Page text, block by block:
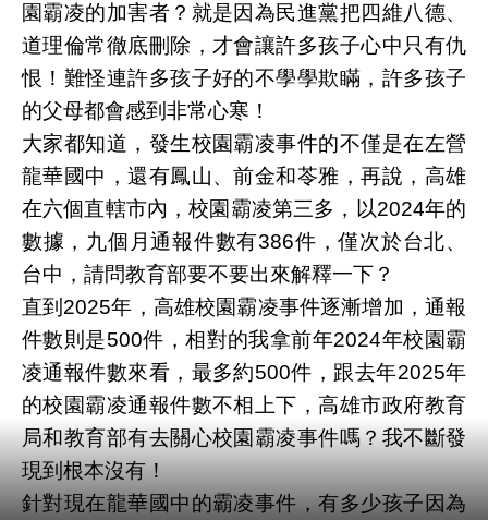
園霸凌的加害者？就是因為民進黨把四維八德、
道理倫常徹底刪除，才會讓許多孩子心中只有仇
恨！難怪連許多孩子好的不學學欺瞞，許多孩子
的父母都會感到非常心寒！
大家都知道，發生校園霸凌事件的不僅是在左營
龍華國中，還有鳳山、前金和苓雅，再說，高雄
在六個直轄市內，校園霸凌第三多，以2024年的
數據，九個月通報件數有386件，僅次於台北、
台中，請問教育部要不要出來解釋一下？
直到2025年，高雄校園霸凌事件逐漸增加，通報
件數則是500件，相對的我拿前年2024年校園霸
凌通報件數來看，最多約500件，跟去年2025年
的校園霸凌通報件數不相上下，高雄市政府教育
局和教育部有去關心校園霸凌事件嗎？我不斷發
現到根本沒有！
針對現在龍華國中的霸凌事件，有多少孩子因為